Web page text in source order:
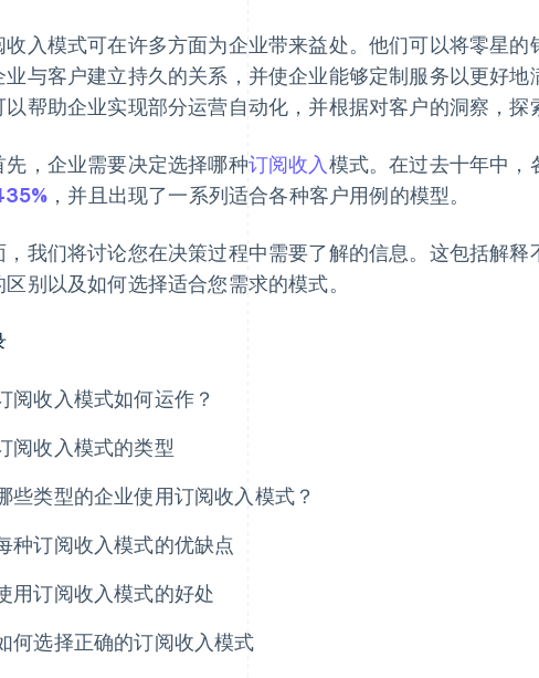
收入模式可在许多方面为企业带来益处。他们可以将零星的
业与客户建立持久的关系，并使企业能够定制服务以更好
以帮助企业实现部分运营自动化，并根据对客户的洞察，探
先，企业需要决定选择哪种订阅收入 模式。在过去十年中，
，并且出现了一系列适合各种客户用例的模型。
，我们将讨论您在决策过程中需要了解的信息。这包括解释
区别以及如何选择适合您需求的模式。
阅收入模式如何运作？
阅收入模式的类型
些类型的企业使用订阅收入模式？
种订阅收入模式的优缺点
用订阅收入模式的好处
何选择正确的订阅收入模式